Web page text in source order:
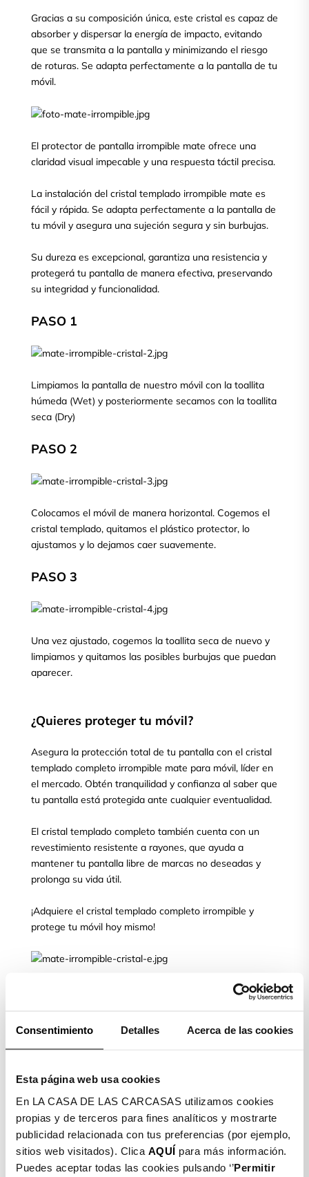
Consentimiento Detalles Acerca de las cookies
Esta página web usa cookies
En LA CASA DE LAS CARCASAS utilizamos cookies
propias y de terceros para fines analíticos y mostrarte
publicidad relacionada con tus preferencias (por ejemplo,
sitios web visitados). Clica AQUÍ para más información.
Puedes aceptar todas las cookies pulsando ‘’Permitir
Gracias a su composición única, este cristal es capaz de
absorber y dispersar la energía de impacto, evitando
que se transmita a la pantalla y minimizando el riesgo
de roturas. Se adapta perfectamente a la pantalla de tu
móvil.
El protector de pantalla irrompible mate ofrece una
claridad visual impecable y una respuesta táctil precisa.
La instalación del cristal templado irrompible mate es
fácil y rápida. Se adapta perfectamente a la pantalla de
tu móvil y asegura una sujeción segura y sin burbujas.
Su dureza es excepcional, garantiza una resistencia y
protegerá tu pantalla de manera efectiva, preservando
su integridad y funcionalidad.
PASO 1
Limpiamos la pantalla de nuestro móvil con la toallita
húmeda (Wet) y posteriormente secamos con la toallita
seca (Dry)
PASO 2
Colocamos el móvil de manera horizontal. Cogemos el
cristal templado, quitamos el plástico protector, lo
ajustamos y lo dejamos caer suavemente.
PASO 3
Una vez ajustado, cogemos la toallita seca de nuevo y
limpiamos y quitamos las posibles burbujas que puedan
aparecer.
¿Quieres proteger tu móvil?
Asegura la protección total de tu pantalla con el cristal
templado completo irrompible mate para móvil, líder en
el mercado. Obtén tranquilidad y confianza al saber que
tu pantalla está protegida ante cualquier eventualidad.
El cristal templado completo también cuenta con un
revestimiento resistente a rayones, que ayuda a
mantener tu pantalla libre de marcas no deseadas y
prolonga su vida útil.
¡Adquiere el cristal templado completo irrompible y
protege tu móvil hoy mismo!
Elige tu modelo de móvil y protege
su pantalla
CRISTAL TEMPLADO
COMPLETO IRROMPIBLE
MATE
Obtén la máxima protección para la pantalla de tu móvil
con el cristal templado completo irrompible mate. El